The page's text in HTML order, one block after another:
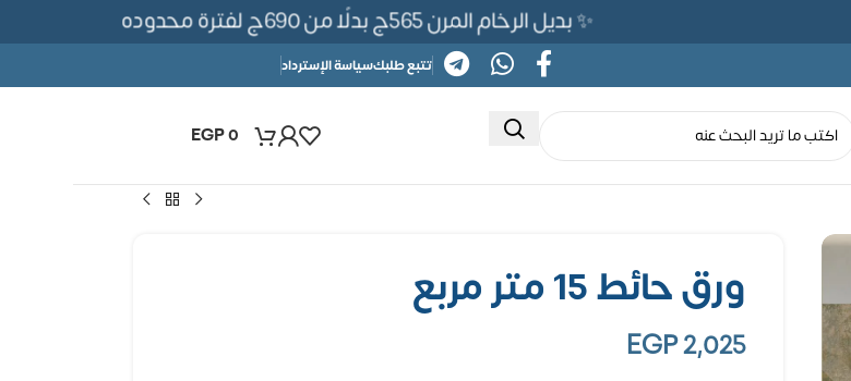
✨ بديل الرخام المرن 565ج بدلًا من 690ج لفترة محدوده
تتبع طلبكسياسة الإسترداد
EGP0
ورق حائط 15 متر مربع
EGP2,025